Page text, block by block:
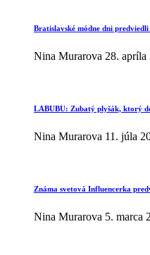
Bratislavské módne dni
Nina Murarova 28. apríla
LABUBU: Zubatý plyšák, ktorý
Nina Murarova 11. júla
Známa svetová Influencerka
Nina Murarova 5. marca